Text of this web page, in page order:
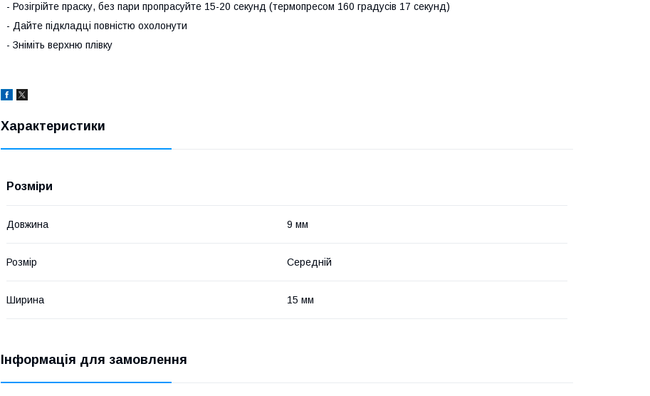
- Розігрійте праску, без пари пропрасуйте 15-20 секунд (термопресом 160 градусів 17 секунд)
- Дайте підкладці повністю охолонути
- Зніміть верхню плівку
Характеристики
Розміри
Довжина 9 мм
Розмір Середній
Ширина 15 мм
Інформація для замовлення